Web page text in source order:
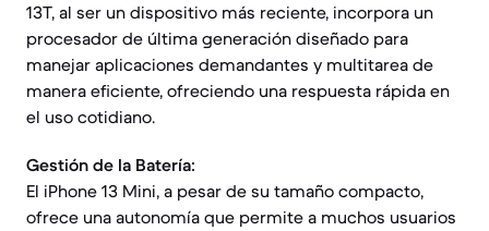
13T, al ser un dispositivo más reciente, incorpora un
procesador de última generación diseñado para
manejar aplicaciones demandantes y multitarea de
manera eficiente, ofreciendo una respuesta rápida en
el uso cotidiano.
Gestión de la Batería:
El iPhone 13 Mini, a pesar de su tamaño compacto,
ofrece una autonomía que permite a muchos usuarios